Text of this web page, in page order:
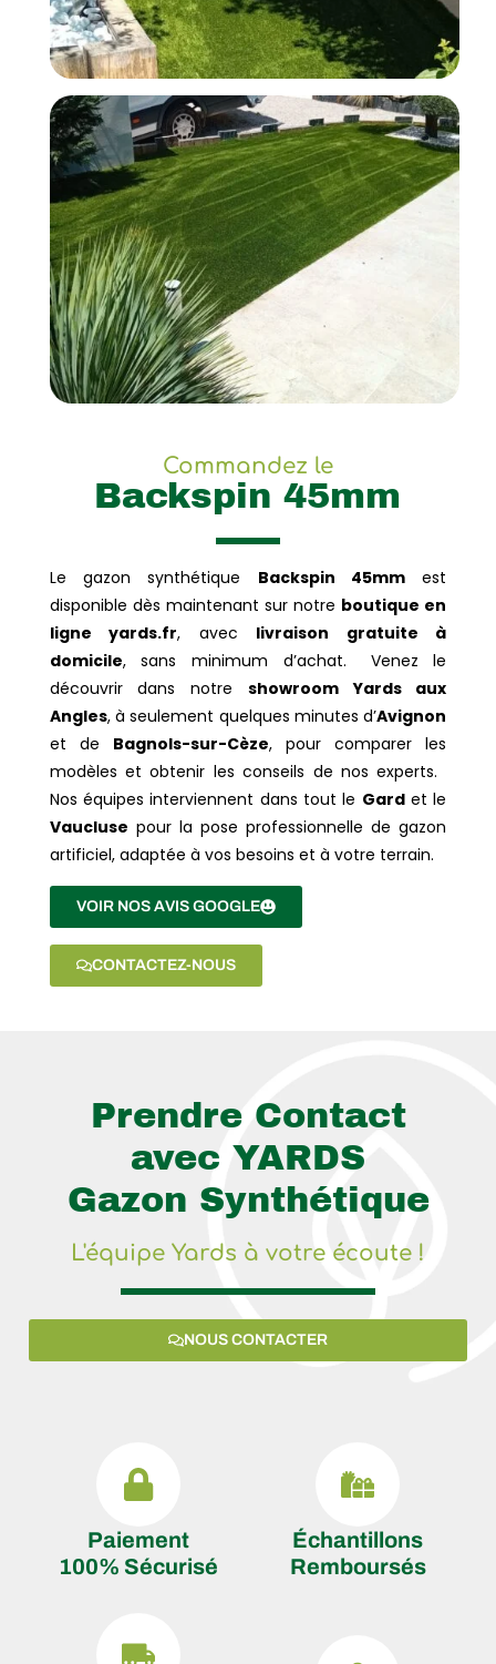
Commandez le
Backspin 45mm
Le gazon synthétique Backspin 45mmest
disponible dès maintenant sur notre boutique en
ligne yards.fr, avec livraison gratuite à
domicile, sans minimum d’achat. Venez le
découvrir dans notre showroom Yards aux
Angles, à seulement quelques minutes d’Avignon
et de Bagnols-sur-Cèze, pour comparer les
modèles et obtenir les conseils de nos experts.
Nos équipes interviennent dans tout le Gardet le
Vaucluse pour la pose professionnelle de gazon
artificiel, adaptée à vos besoins et à votre terrain.
VOIR NOS AVIS GOOGLE
CONTACTEZ-NOUS
Prendre Contact
avec YARDS
Gazon Synthétique
L'équipe Yards à votre écoute !
NOUS CONTACTER
Paiement
100% Sécurisé
Échantillons
Remboursés